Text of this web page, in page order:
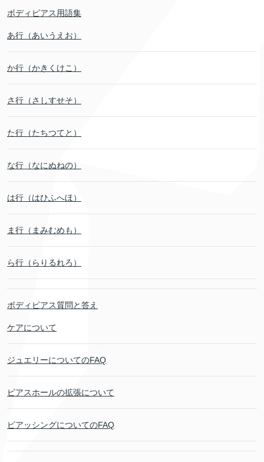
ボディピアス用語集
あ行（あいうえお）
か行（かきくけこ）
さ行（さしすせそ）
た行（たちつてと）
な行（なにぬねの）
は行（はひふへほ）
ま行（まみむめも）
ら行（らりるれろ）
ボディピアス質問と答え
ケアについて
ジュエリーについてのFAQ
ピアスホールの拡張について
ピアッシングについてのFAQ